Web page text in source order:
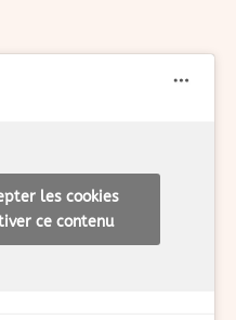
les cookies
ce contenu